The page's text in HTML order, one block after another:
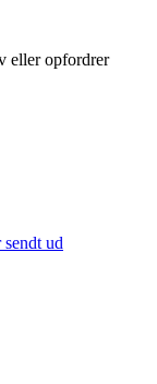
eller opfordrer
ud